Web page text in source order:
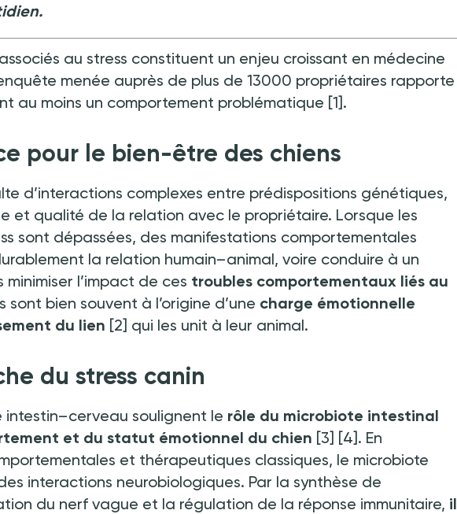
au stress constituent un enjeu croissant en médecine
menée auprès de plus de 13000 propriétaires rapporte
au moins un comportement problématique [1].
pour le bien-être des chiens
d’interactions complexes entre prédispositions génétiques,
et qualité de la relation avec le propriétaire. Lorsque les
sont dépassées, des manifestations comportementales
la relation humain–animal, voire conduire à un
l’impact de ces troubles comportementaux liés au
sont bien souvent à l’origine d’une charge émotionnelle
du lien [2] qui les unit à leur animal.
du stress canin
intestin–cerveau soulignent le rôle du microbiote intestinal
et du statut émotionnel du chien [3] [4]. En
et thérapeutiques classiques, le microbiote
interactions neurobiologiques. Par la synthèse de
du nerf vague et la régulation de la réponse immunitaire, il